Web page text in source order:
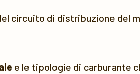
circuito di distribuzione del
e le tipologie di carburante